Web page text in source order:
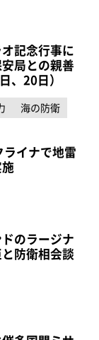
記念行事に
局との親善
、20日）
海の防衛
イナで地雷
のラージナ
防衛相会談